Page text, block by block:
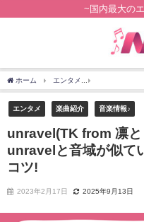
~国内最大の
ホーム エンタメ
エンタメ 楽曲紹介 音楽情報♪
unravel(TK from 凛と
unravelと音域が似て
コツ!
2023年2月17日 2025年9月13日